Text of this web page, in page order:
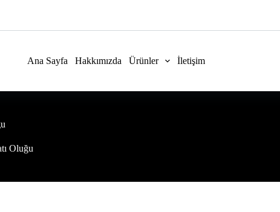
Ana Sayfa Hakkımızda Ürünler İletişim
Oluğu